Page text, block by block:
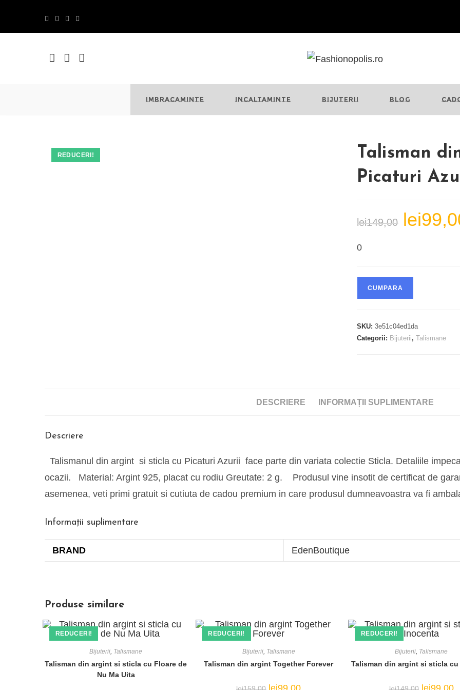
content
IMBRACAMINTE INCALTAMINTE BIJUTERII BLOG
REDUCERI!
Talisman
Picaturi
lei149,00
Prețul
inițial
alei
0
CUMPARA
SKU:3e51c04ed1da
Categorii: Bijuterii,Talismane
DESCRIERE INFORMAȚII SUPLIMENTARE
Descriere
Talismanul din argint si sticla cu Picaturi Azurii face parte din variata colectie Sticla. Detaliile
ocazii. Material: Argint 925, placat cu rodiu Greutate: 2 g. Produsul vine insotit de certificat de
asemenea, veti primi gratuit si cutiuta de cadou premium in care produsul dumneavoastra va fi
Informații suplimentare
BRAND EdenBoutique
Produse similare
REDUCERI!
Bijuterii, Talismane
Talisman din argint si sticla cu Floare de
Nu Ma Uita
REDUCERI!
Bijuterii, Talismane
Talisman din argint Together Forever
Prețul
lei99,00Prețul
REDUCERI!
Bijuterii, Talismane
Talisman din argint si sticla
Prețul
lei99,00